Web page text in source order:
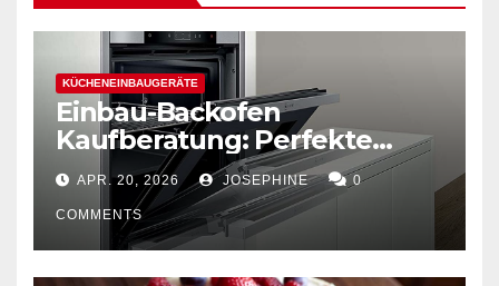
KÜCHENEINBAUGERÄTE
Einbau-Backofen
Kaufberatung: Perfekte
Kombination von Funktion
und Design
APR. 20, 2026 JOSEPHINE 0
COMMENTS